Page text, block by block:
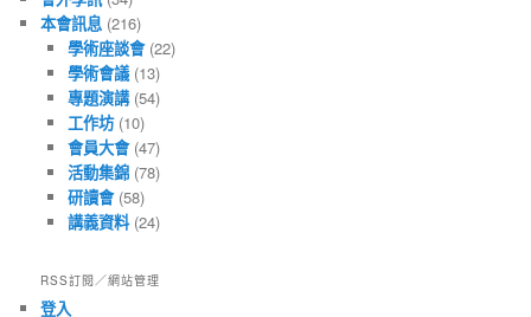
本會訊息 (216)
學術座談會(22)
學術會議(13)
專題演講(54)
工作坊(10)
會員大會(47)
活動集錦(78)
研讀會(58)
講義資料(24)
RSS訂閱／網站管理
登入